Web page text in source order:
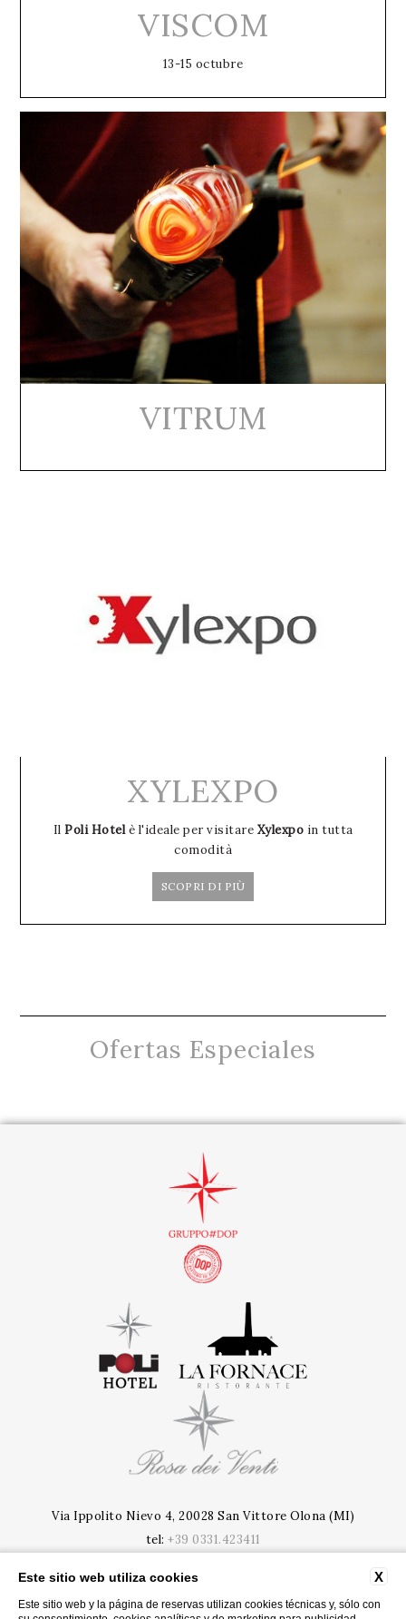
VISCOM
13-15 octubre
VITRUM
XYLEXPO
Il Poli Hotelè l'ideale per visitare Xylexpo in tutta
comodità
SCOPRI DI PIÙ
Ofertas Especiales
Via Ippolito Nievo 4, 20028 San Vittore Olona (MI)
tel: +39 0331.423411
P.Iva: 09020020963
CIR: 015201-ALB-00005 | CIN: IT015201A188OQR91B
X
Este sitio web utiliza cookies
Este sitio web y la página de reservas utilizan cookies técnicas y, sólo con